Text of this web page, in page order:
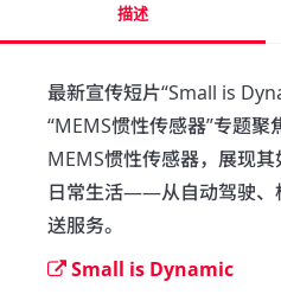
描述
最新宣传短片“Small is
“MEMS惯性传感器”专题
MEMS惯性传感器，展现
日常生活——从自动驾驶、
送服务。
Small is Dynamic